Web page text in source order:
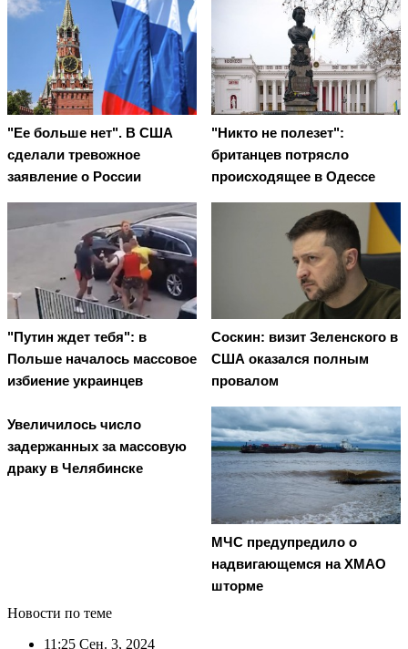
"Ее больше нет". В США
сделали тревожное
заявление о России
"Никто не полезет":
британцев потрясло
происходящее в Одессе
"Путин ждет тебя": в
Польше началось массовое
избиение украинцев
Соскин: визит Зеленского в
США оказался полным
провалом
Увеличилось число
задержанных за массовую
драку в Челябинске
МЧС предупредило о
надвигающемся на ХМАО
шторме
Новости по теме
11:25 Сен. 3, 2024